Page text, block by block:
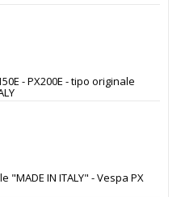
- PX200E - tipo originale
IN ITALY" - Vespa PX